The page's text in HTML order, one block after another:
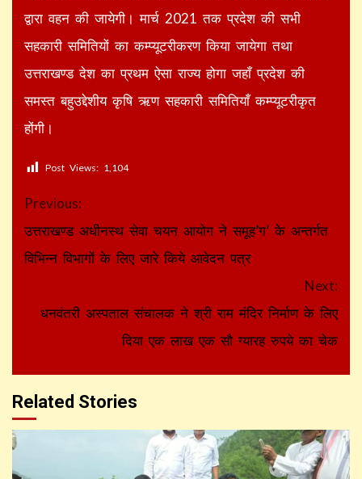
द्वारा वहन की जायेगी। मार्च 2021 तक प्रदेश की सभी
सहकारी समितियों का कम्प्यूटरीकरण किया जायेगा तथा
उत्तराखण्ड देश का प्रथम ऐसा राज्य होगा जहाँ प्रदेश की
समस्त बहुउद्देशीय कृषि ऋण सहकारी समितियाँ कम्प्यूटरीकृत
होंगी।
Post Views: 1,104
Continue
Reading
Previous:
उत्तराखण्ड अधीनस्थ सेवा चयन आयोग ने समूह’ग’ के अन्तर्गत
विभिन्न विभागों के लिए जारे किये आवेदन पत्र
Next:
धनवंतरी अस्पताल संचालक ने श्री राम मंदिर निर्माण के लिए
दिया एक लाख एक सौ ग्यारह रुपये का चेक
Related Stories